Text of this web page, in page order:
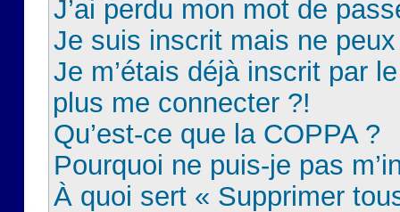
J’ai perdu mon mot de
Je suis inscrit mais ne
Je m’étais déjà inscrit par
plus me connecter ?!
Qu’est-ce que la COPPA ?
Pourquoi ne puis-je pas
À quoi sert « Supprimer